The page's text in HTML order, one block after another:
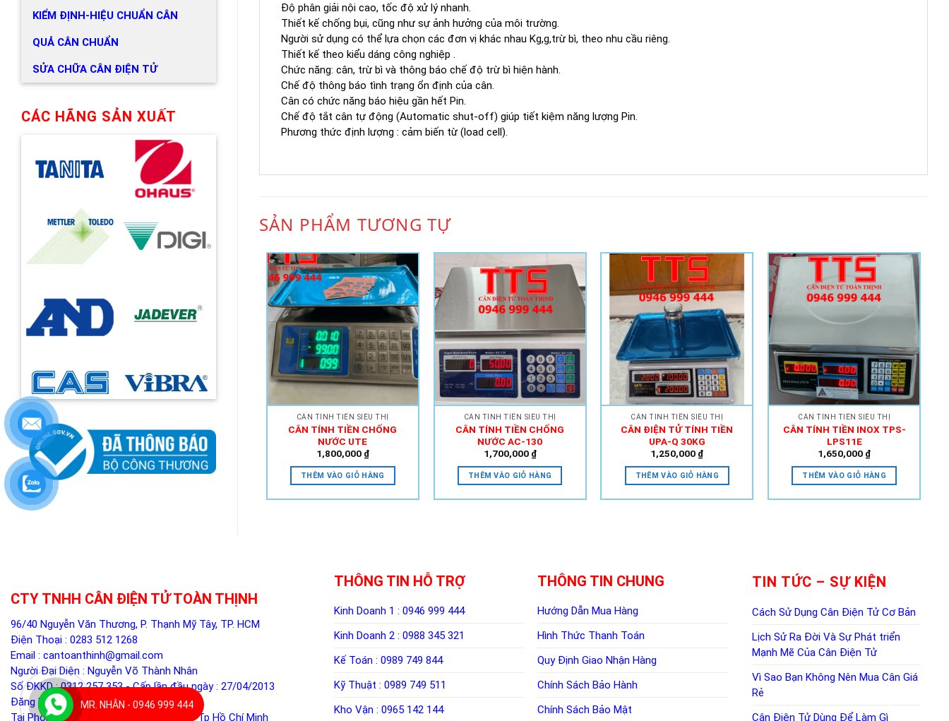
KIỂM ĐỊNH-HIỆU CHUẨN CÂN
QUẢ CÂN CHUẨN
SỬA CHỮA CÂN ĐIỆN TỬ
CÁC HÃNG SẢN XUẤT
Độ phân giải nội cao, tốc độ xử lý nhanh.
Thiết kế chống bụi, cũng như sự ảnh hưởng của môi trường.
Người sử dụng có thể lựa chọn các đơn vị khác nhau Kg,g,trừ bì, theo nhu cầu riêng.
Thiết kế theo kiểu dáng công nghiệp .
Chức năng: cân, trừ bì và thông báo chế độ trừ bì hiện hành.
Chế độ thông báo tình trạng ổn định của cân.
Cân có chức năng báo hiệu gần hết Pin.
Chế độ tắt cân tự động (Automatic shut-off) giúp tiết kiệm năng lượng Pin.
Phương thức định lượng : cảm biến từ (load cell).
SẢN PHẨM TƯƠNG TỰ
Add to
Wishlist
CÂN TÍNH TIỀN SIÊU THỊ
CÂN TÍNH TIỀN CHỐNG
NƯỚC UTE
1,800,000 ₫
THÊM VÀO GIỎ HÀNG
Add to
CÂN TÍNH TIỀN SIÊU THỊ
CÂN TÍNH TIỀN CHỐNG
NƯỚC AC-130
1,700,000 ₫
THÊM VÀO GIỎ HÀNG
Add to
Wishlist
CÂN TÍNH TIỀN SIÊU THỊ
CÂN ĐIỆN TỬ TÍNH TIỀN
UPA-Q 30KG
1,250,000 ₫
THÊM VÀO GIỎ HÀNG
CÂN TÍNH TIỀN SIÊU THỊ
CÂN TÍNH TIỀN INOX TPS-
LPS11E
1,650,000 ₫
THÊM VÀO GIỎ HÀNG
CTY TNHH CÂN ĐIỆN TỬ TOÀN THỊNH
96/40 Nguyễn Văn Thương, P. Thạnh Mỹ Tây, TP. HCM
Điện Thoại : 0283 512 1268
Email : cantoanthinh@gmail.com
Người Đại Diện : Nguyễn Võ Thành Nhân
Số ĐKKD : 0312 257 353 - Cấp lần đầu ngày : 27/04/2013
Đăng ký thay đổi lần 5 ngày 05/12/2024
Tại Phòng ĐKKD - Sở Kế Hoạch Đầu Tư Tp Hồ Chí Minh
THÔNG TIN HỖ TRỢ
Kinh Doanh 1 : 0946 999 444
Kinh Doanh 2 : 0988 345 321
Kế Toán : 0989 749 844
Kỹ Thuật : 0989 749 511
Kho Vận : 0965 142 144
THÔNG TIN CHUNG
Hướng Dẫn Mua Hàng
Hình Thức Thanh Toán
Quy Định Giao Nhận Hàng
Chính Sách Bảo Hành
Chính Sách Bảo Mật
TIN TỨC – SỰ KIỆN
Cách Sử Dụng Cân Điện Tử Cơ Bản
Lịch Sử Ra Đời Và Sự Phát triển
Mạnh Mẽ Của Cân Điện Tử
Vì Sao Bạn Không Nên Mua Cân Giá
Rẻ
Cân Điện Tử Dùng Để Làm Gì
MR. NHÂN - 0946 999 444